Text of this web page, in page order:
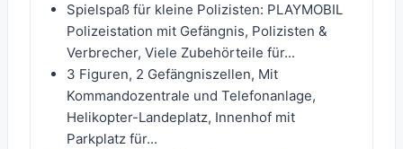
Spielspaß für kleine Polizisten: PLAYMOBIL
Polizeistation mit Gefängnis, Polizisten &
Verbrecher, Viele Zubehörteile für...
3 Figuren, 2 Gefängniszellen, Mit
Kommandozentrale und Telefonanlage,
Helikopter-Landeplatz, Innenhof mit
Parkplatz für...